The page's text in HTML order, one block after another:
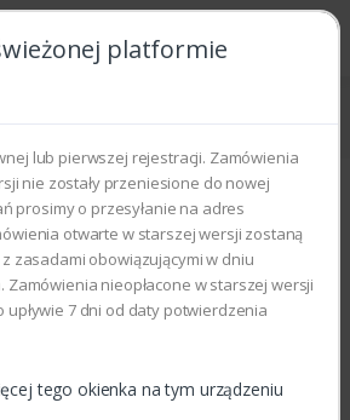
platformie
lub pierwszej rejestracji. Zamówienia
nie zostały przeniesione do nowej
prosimy o przesyłanie na adres
otwarte w starszej wersji zostaną
zasadami obowiązującymi w dniu
Zamówienia nieopłacone w starszej wersji
7 dni od daty potwierdzenia
tego okienka na tym urządzeniu
Sortowanie domyślne
0–0 z 0 wyników